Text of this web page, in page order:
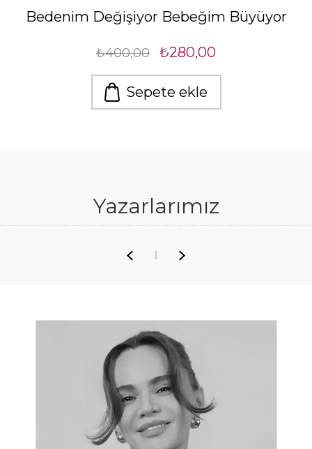
Bedenim Değişiyor Bebeğim Büyüyor
₺400,00 ₺280,00
Sepete ekle
Yazarlarımız